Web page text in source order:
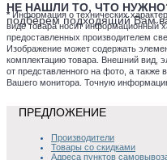
НЕ НАШЛИ ТО, ЧТО
подберем подходящий Вам
* Информация о технических
виде товара носит информационный
предоставленных производителем
Изображение может содержать
комплектацию товара. Внешний вид,
от представленного на фото, а также
Вашего монитора. Точную
ПРЕДЛОЖЕНИЕ
Производители
Товары со скидками
Адреса пунктов